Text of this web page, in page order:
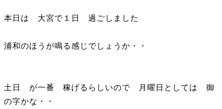
本日は 大宮で１日 過ごしました
浦和のほうが鳴る感じでしょうか・・
土日 が一番 稼げるらしいので 月曜日としては 御
の字かな・・